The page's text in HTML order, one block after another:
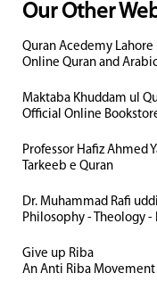
Our Other
Quran Acedemy Lahore
Online Quran and
Maktaba Khuddam ul
Official Online
Professor Hafiz Ahmed
Tarkeeb e Quran
Dr. Muhammad Rafi
Philosophy - Theology -
Give up Riba
An Anti Riba Movement